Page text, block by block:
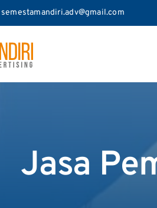
semestamandiri.adv@gmail.com
Jasa